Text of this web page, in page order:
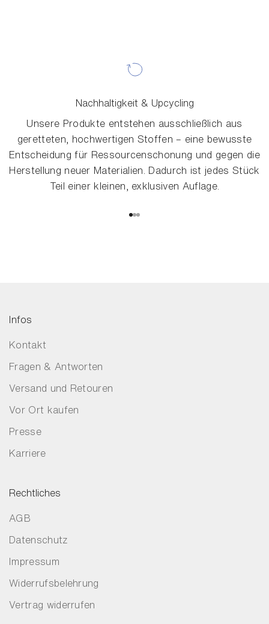
Nachhaltigkeit & Upcycling
Unsere Produkte entstehen ausschließlich aus
geretteten, hochwertigen Stoffen – eine bewusste
Entscheidung für Ressourcenschonung und gegen die
Herstellung neuer Materialien. Dadurch ist jedes Stück
Teil einer kleinen, exklusiven Auflage.
Gehe zu Element 1
Gehe zu Element 2
Gehe zu Element 3
Infos
Kontakt
Fragen & Antworten
Versand und Retouren
Vor Ort kaufen
Presse
Karriere
Rechtliches
AGB
Datenschutz
Impressum
Widerrufsbelehrung
Vertrag widerrufen